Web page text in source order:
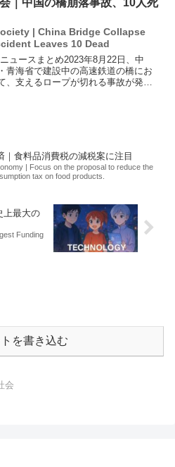
...
｜中国の橋崩落事故、10人死
| China Bridge Collapse
Leaves 10 Dead
ュースまとめ2023年8月22日、中
青海省で建設中の高速鉄道の橋にお
、支えるロープが切れる事故が発生
｜食料品消費税の減税案に注目
| Focus on the proposal to reduce the
tax on food products.
上最大の
Funding
を書き込む
会